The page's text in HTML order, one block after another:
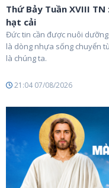
Thứ Bảy Tuần XVIII
hạt cải
Đức tin cần được nuôi
là dòng nhựa sống chuyển
là chúng ta.
21:04 07/08/2026